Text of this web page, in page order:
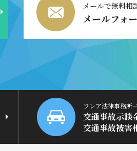
メールで無料相
メールフォ
フレア法律事務所
交通事故示談
交通事故被害